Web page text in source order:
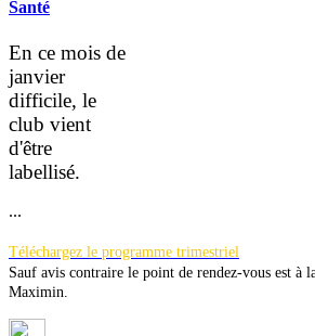
Santé
En ce mois de
janvier
difficile, le
club vient
d'être
labellisé.
...
Téléchargez le programme trimestriel
Sauf avis contraire le point de rendez-vous est à
Maximin.